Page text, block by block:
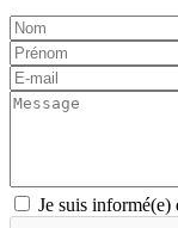
Je suis informé(e)